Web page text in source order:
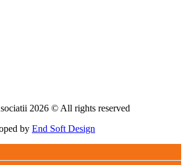
2026 © All rights reserved
by End Soft Design